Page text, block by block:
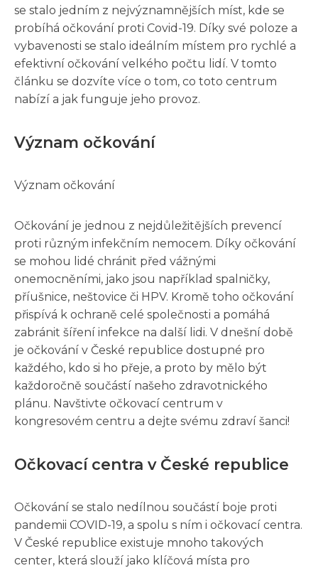
se stalo jedním z nejvýznamnějších míst, kde se
probíhá očkování proti Covid-19. Díky své poloze a
vybavenosti se stalo ideálním místem pro rychlé a
efektivní očkování velkého počtu lidí. V tomto
článku se dozvíte více o tom, co toto centrum
nabízí a jak funguje jeho provoz.
Význam očkování
Význam očkování
Očkování je jednou z nejdůležitějších prevencí
proti různým infekčním nemocem. Díky očkování
se mohou lidé chránit před vážnými
onemocněními, jako jsou například spalničky,
příušnice, neštovice či HPV. Kromě toho očkování
přispívá k ochraně celé společnosti a pomáhá
zabránit šíření infekce na další lidi. V dnešní době
je očkování v České republice dostupné pro
každého, kdo si ho přeje, a proto by mělo být
každoročně součástí našeho zdravotnického
plánu. Navštivte očkovací centrum v
kongresovém centru a dejte svému zdraví šanci!
Očkovací centra v České republice
Očkování se stalo nedílnou součástí boje proti
pandemii COVID-19, a spolu s ním i očkovací centra.
V České republice existuje mnoho takových
center, která slouží jako klíčová místa pro